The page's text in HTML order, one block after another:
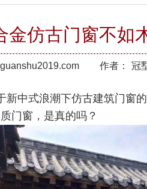
金仿古门窗不如
作者： 冠
新中式浪潮下仿古建筑门窗
门窗，是真的吗？